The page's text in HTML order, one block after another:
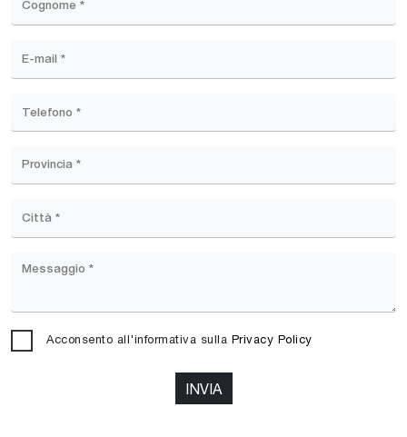
Acconsento all'informativa sulla Privacy Policy
INVIA